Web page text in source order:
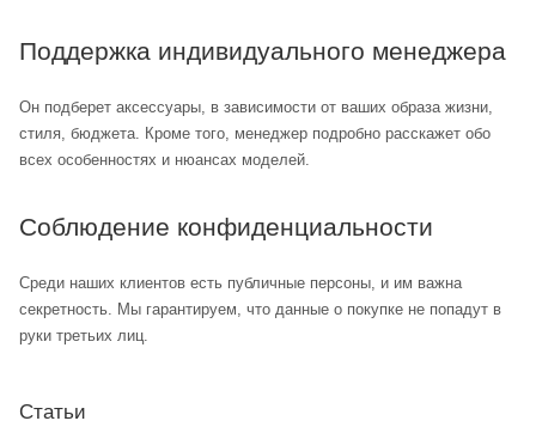
Поддержка индивидуального менеджера
Он подберет аксессуары, в зависимости от ваших образа жизни,
стиля, бюджета. Кроме того, менеджер подробно расскажет обо
всех особенностях и нюансах моделей.
Соблюдение конфиденциальности
Среди наших клиентов есть публичные персоны, и им важна
секретность. Мы гарантируем, что данные о покупке не попадут в
руки третьих лиц.
Статьи